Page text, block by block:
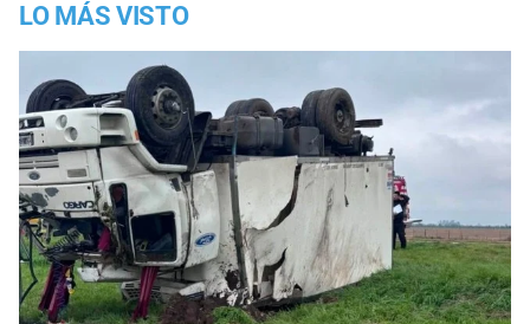
LO MÁS VISTO